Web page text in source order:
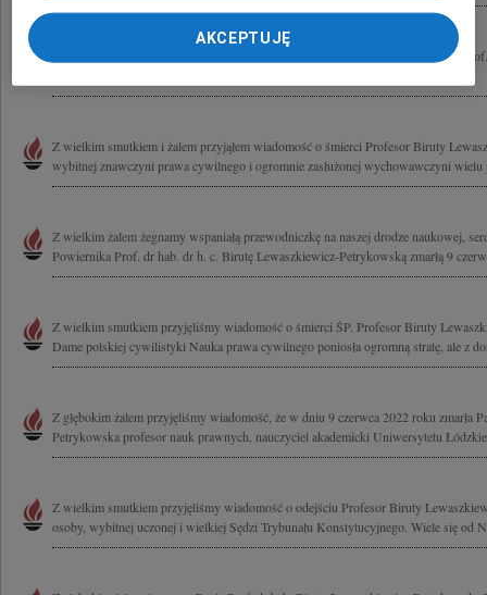
Z głębokim żalem przyjęliśmy wiadomość, że 9 czerwca 2022 roku zmarła Pani
Z wielkim smutkiem i żalem przyjąłem wiadomość o śmierci Profesor Biruty
wybitnej znawczyni prawa cywilnego i ogromnie zasłużonej wychowawczyni wielu
Z wielkim żalem żegnamy wspaniałą przewodniczkę na naszej drodze naukowej,
Powiernika Prof. dr hab. dr h. c. Birutę Lewaszkiewicz-Petrykowską zmarłą 9
Z wielkim smutkiem przyjęliśmy wiadomość o śmierci ŚP. Profesor Biruty
Dame polskiej cywilistyki Nauka prawa cywilnego poniosła ogromną stratę, ale z
Z głębokim żalem przyjęliśmy wiadomość, że w dniu 9 czerwca 2022 roku zmarła
Petrykowska profesor nauk prawnych, nauczyciel akademicki Uniwersytetu
Z wielkim smutkiem przyjęliśmy wiadomość o odejściu Profesor Biruty
osoby, wybitnej uczonej i wielkiej Sędzi Trybunału Konstytucyjnego. Wiele się od
AKCEPTUJĘ